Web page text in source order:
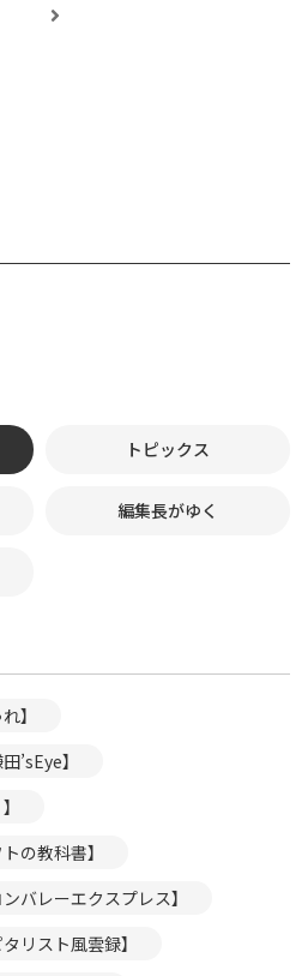
トピックス
編集長がゆく
】
’sEye】
の教科書】
バレーエクスプレス】
リスト風雲録】